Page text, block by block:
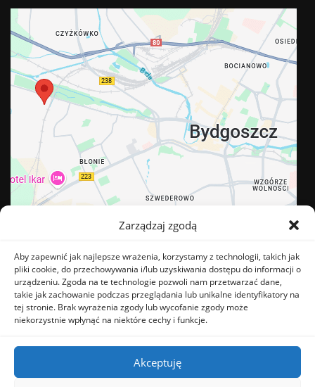
Zarządzaj zgodą
Aby zapewnić jak najlepsze wrażenia, korzystamy z technologii, takich jak
pliki cookie, do przechowywania i/lub uzyskiwania dostępu do informacji o
urządzeniu. Zgoda na te technologie pozwoli nam przetwarzać dane,
takie jak zachowanie podczas przeglądania lub unikalne identyfikatory na
tej stronie. Brak wyrażenia zgody lub wycofanie zgody może
niekorzystnie wpłynąć na niektóre cechy i funkcje.
Akceptuję
BĄDŹ NA BIEŻĄCO